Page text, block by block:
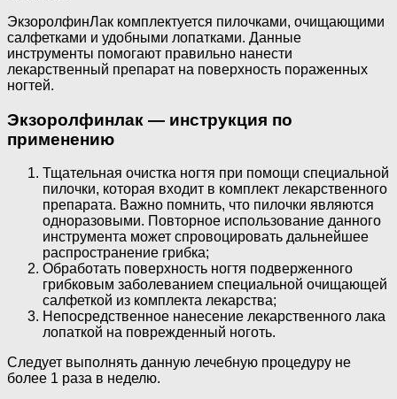
ЭкзоролфинЛак комплектуется пилочками, очищающими
салфетками и удобными лопатками. Данные
инструменты помогают правильно нанести
лекарственный препарат на поверхность пораженных
ногтей.
Экзоролфинлак — инструкция по
применению
Тщательная очистка ногтя при помощи специальной
пилочки, которая входит в комплект лекарственного
препарата. Важно помнить, что пилочки являются
одноразовыми. Повторное использование данного
инструмента может спровоцировать дальнейшее
распространение грибка;
Обработать поверхность ногтя подверженного
грибковым заболеванием специальной очищающей
салфеткой из комплекта лекарства;
Непосредственное нанесение лекарственного лака
лопаткой на поврежденный ноготь.
Следует выполнять данную лечебную процедуру не
более 1 раза в неделю.